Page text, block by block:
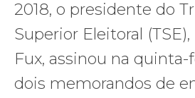
2018, o presidente do
Superior Eleitoral
Fux, assinou na quinta-
dois memorandos de